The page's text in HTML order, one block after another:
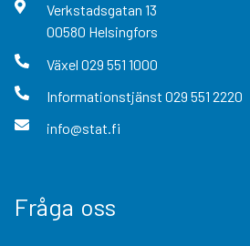
Verkstadsgatan 13
00580 Helsingfors
Växel 029 551 1000
Informationstjänst 029 551 2220
info@stat.fi
Fråga oss